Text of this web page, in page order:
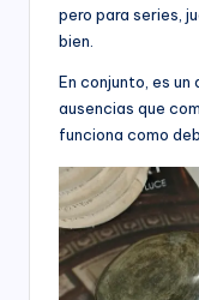
pero para series,
bien.
En conjunto, es
ausencias que
funciona como